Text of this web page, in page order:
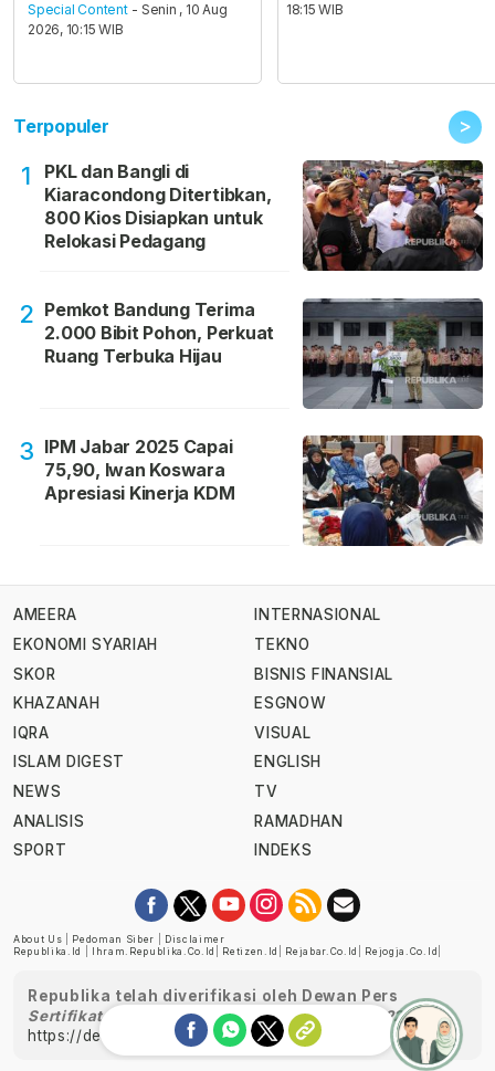
Special Content - Senin , 10 Aug
2026, 10:15 WIB
18:15 WIB
Terpopuler >
1
PKL dan Bangli di
Kiaracondong Ditertibkan,
800 Kios Disiapkan untuk
Relokasi Pedagang
2 Pemkot Bandung Terima
2.000 Bibit Pohon, Perkuat
Ruang Terbuka Hijau
3 IPM Jabar 2025 Capai
75,90, Iwan Koswara
Apresiasi Kinerja KDM
AMEERA
EKONOMI SYARIAH
SKOR
KHAZANAH
IQRA
ISLAM DIGEST
NEWS
ANALISIS
SPORT
INTERNASIONAL
TEKNO
BISNIS FINANSIAL
ESGNOW
VISUAL
ENGLISH
TV
RAMADHAN
INDEKS
About Us Pedoman Siber
Disclaimer
Republika.id
Ihram.republika.co.id Retizen.id Rejabar.co.id Rejogja.co.id
Republika telah diverifikasi oleh Dewan Pers
Sertifikat Nomor 1058/DP-Verifikasi/K/XII/2022
https://dewanpers.or.id/data/perusahaanpers